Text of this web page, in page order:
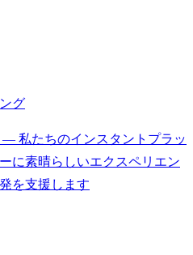
グ
私たちのインスタントプラッ
に素晴らしいエクスペリエン
を支援します